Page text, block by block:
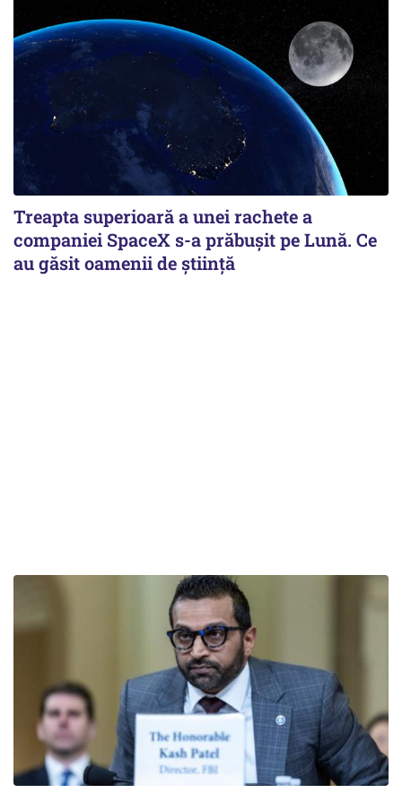
Treapta superioară a unei rachete a
companiei SpaceX s-a prăbușit pe Lună. Ce
au găsit oamenii de știință